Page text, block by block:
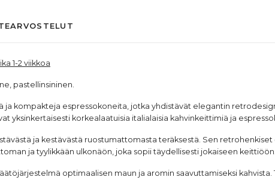
1-2 viikkoa
, pastellinsininen.
ja kompakteja espressokoneita, jotka yhdistävät elegantin
yksinkertaisesti korkealaatuisia italialaisia kahvinkeittimiä ja
ja kestävästä ruostumattomasta teräksestä. Sen
ja tyylikkään ulkonäön, joka sopii täydellisesti jokaiseen keittiöön.
optimaalisen maun ja aromin saavuttamiseksi